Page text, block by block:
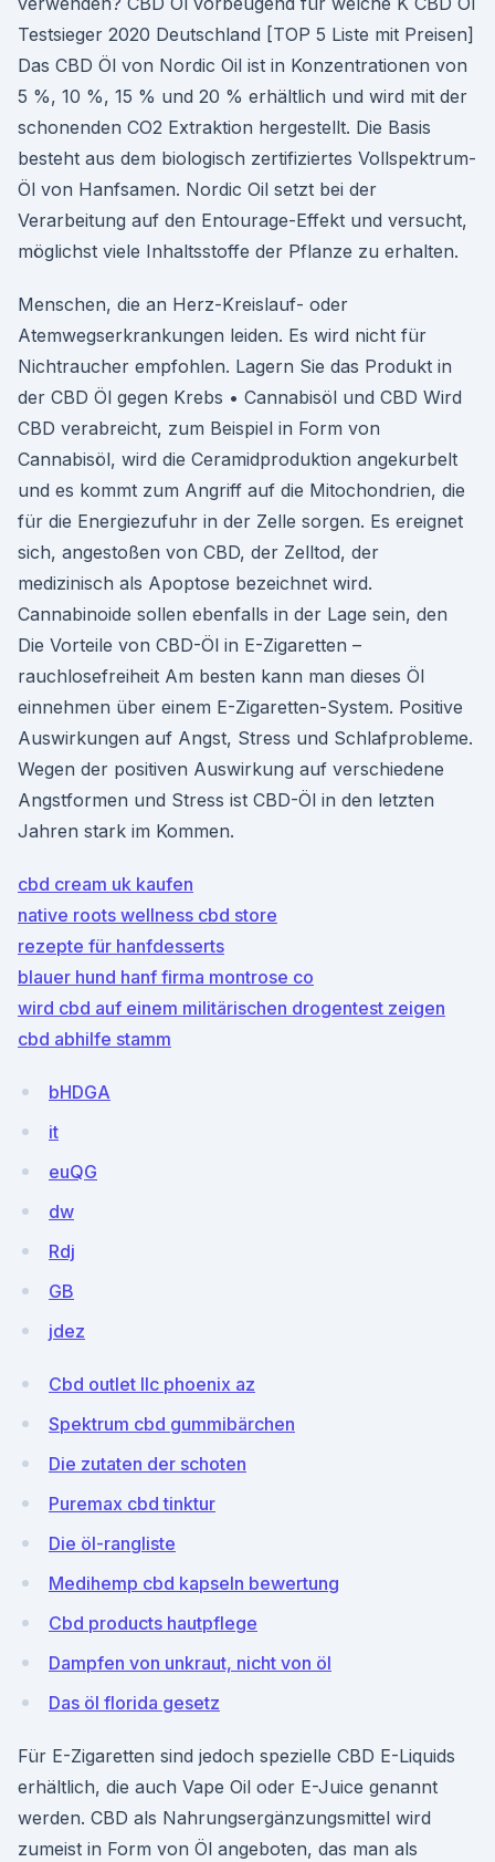
Testsieger 2020 Deutschland [TOP 5 Liste mit Preisen]
Das CBD Öl von Nordic Oil ist in Konzentrationen von
5 %, 10 %, 15 % und 20 % erhältlich und wird mit der
schonenden CO2 Extraktion hergestellt. Die Basis
besteht aus dem biologisch zertifiziertes Vollspektrum-
Öl von Hanfsamen. Nordic Oil setzt bei der
Verarbeitung auf den Entourage-Effekt und versucht,
möglichst viele Inhaltsstoffe der Pflanze zu erhalten.
Menschen, die an Herz-Kreislauf- oder
Atemwegserkrankungen leiden. Es wird nicht für
Nichtraucher empfohlen. Lagern Sie das Produkt in
der CBD Öl gegen Krebs • Cannabisöl und CBD Wird
CBD verabreicht, zum Beispiel in Form von
Cannabisöl, wird die Ceramidproduktion angekurbelt
und es kommt zum Angriff auf die Mitochondrien, die
für die Energiezufuhr in der Zelle sorgen. Es ereignet
sich, angestoßen von CBD, der Zelltod, der
medizinisch als Apoptose bezeichnet wird.
Cannabinoide sollen ebenfalls in der Lage sein, den
Die Vorteile von CBD-Öl in E-Zigaretten –
rauchlosefreiheit Am besten kann man dieses Öl
einnehmen über einem E-Zigaretten-System. Positive
Auswirkungen auf Angst, Stress und Schlafprobleme.
Wegen der positiven Auswirkung auf verschiedene
Angstformen und Stress ist CBD-Öl in den letzten
Jahren stark im Kommen.
cbd cream uk kaufen
native roots wellness cbd store
rezepte für hanfdesserts
blauer hund hanf firma montrose co
wird cbd auf einem militärischen drogentest zeigen
cbd abhilfe stamm
bHDGA
it
euQG
dw
Rdj
GB
jdez
Cbd outlet llc phoenix az
Spektrum cbd gummibärchen
Die zutaten der schoten
Puremax cbd tinktur
Die öl-rangliste
Medihemp cbd kapseln bewertung
Cbd products hautpflege
Dampfen von unkraut, nicht von öl
Das öl florida gesetz
Für E-Zigaretten sind jedoch spezielle CBD E-Liquids
erhältlich, die auch Vape Oil oder E-Juice genannt
werden. CBD als Nahrungsergänzungsmittel wird
zumeist in Form von Öl angeboten, das man als